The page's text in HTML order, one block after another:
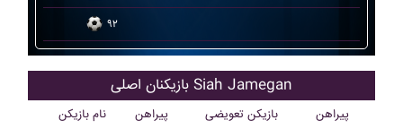
۹۲
بازیکنان اصلی Siah Jamegan
نام بازیکن پیراهن بازیکن تعویضی پیراهن